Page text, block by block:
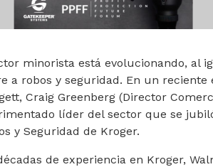
minorista está evolucionando, al
a robos y seguridad. En un reciente
Craig Greenberg (Director
líder del sector que se
y Seguridad de Kroger.
de experiencia en Kroger,